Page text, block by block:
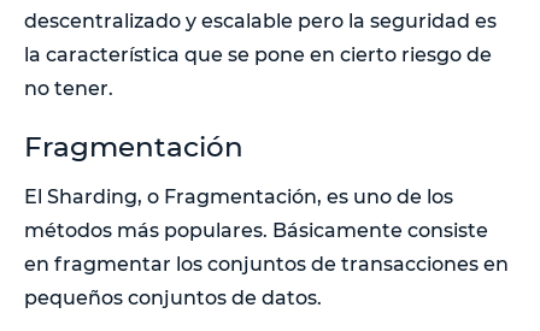
descentralizado y escalable pero la seguridad es
la característica que se pone en cierto riesgo de
no tener.
Fragmentación
El Sharding, o Fragmentación, es uno de los
métodos más populares. Básicamente consiste
en fragmentar los conjuntos de transacciones en
pequeños conjuntos de datos.